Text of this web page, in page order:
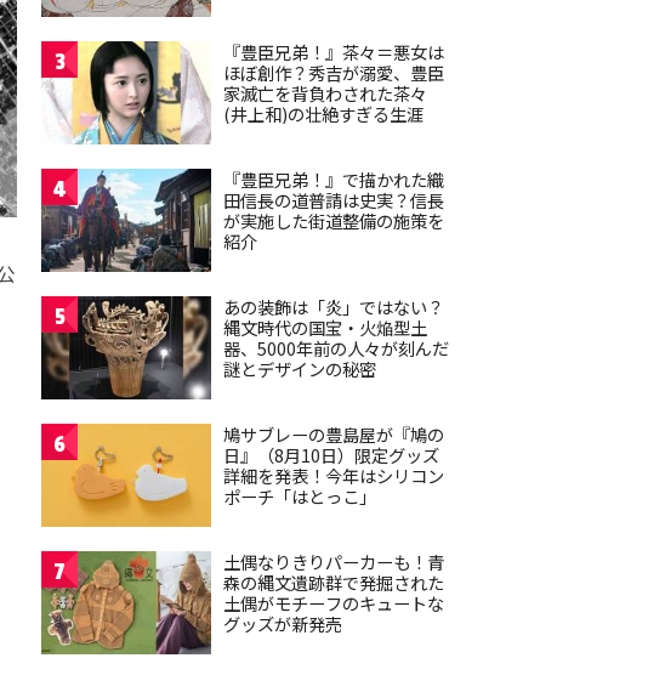
3
『豊臣兄弟！』茶々＝悪女は
ほぼ創作？秀吉が溺愛、豊臣
家滅亡を背負わされた茶々
(井上和)の壮絶すぎる生涯
4
『豊臣兄弟！』で描かれた織
田信長の道普請は史実？信長
が実施した街道整備の施策を
紹介
5
あの装飾は「炎」ではない？
縄文時代の国宝・火焔型土
器、5000年前の人々が刻んだ
謎とデザインの秘密
6
鳩サブレーの豊島屋が『鳩の
日』（8月10日）限定グッズ
詳細を発表！今年はシリコン
ポーチ「はとっこ」
7
土偶なりきりパーカーも！青
森の縄文遺跡群で発掘された
土偶がモチーフのキュートな
グッズが新発売